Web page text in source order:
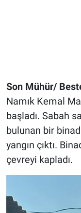
Son Mühür/
Namık Kemal
başladı. Sabah
bulunan bir
yangın çıktı.
çevreyi kapladı.